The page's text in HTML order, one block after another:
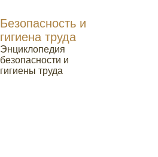
Безопасность и
гигиена труда
Энциклопедия
безопасности и
гигиены труда